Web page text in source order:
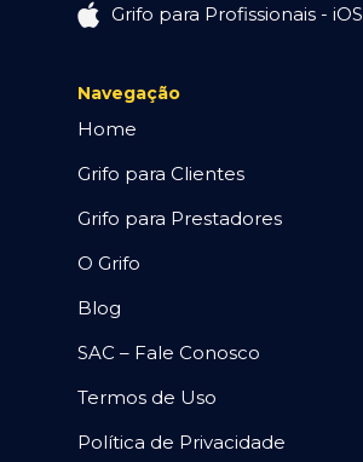
Grifo para Profissionais - iOS
Navegação
Home
Grifo para Clientes
Grifo para Prestadores
O Grifo
Blog
SAC – Fale Conosco
Termos de Uso
Política de Privacidade